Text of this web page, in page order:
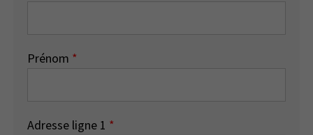
Prénom *
Adresse ligne 1 *